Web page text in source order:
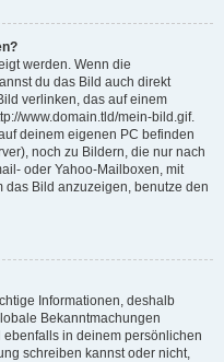
werden. Wenn die
du das Bild auch direkt
verlinken, das auf einem
www.domain.tld/mein-bild.gif.
deinem eigenen PC befinden
noch zu Bildern, die nur nach
oder Yahoo-Mailboxen, mit
das Bild anzuzeigen, benutze den
Informationen, deshalb
Bekanntmachungen
in deinem persönlichen
schreiben kannst oder nicht,